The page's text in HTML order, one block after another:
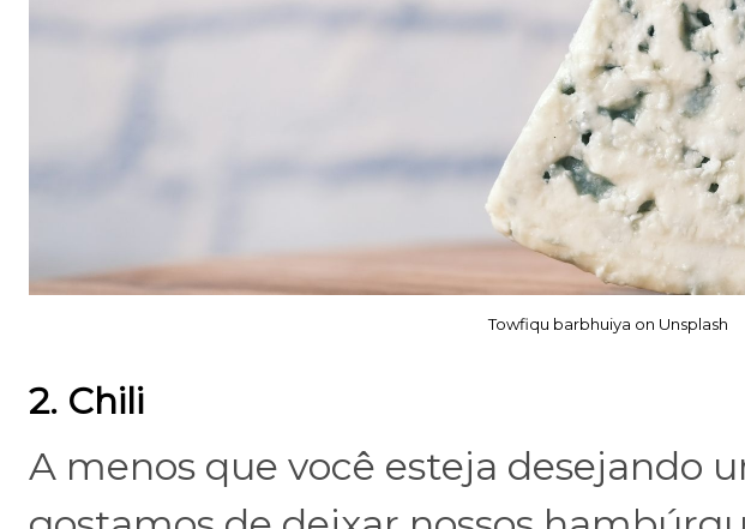
Towfiqu barbhuiya on Unsplash
2. Chili
A menos que você esteja desejando